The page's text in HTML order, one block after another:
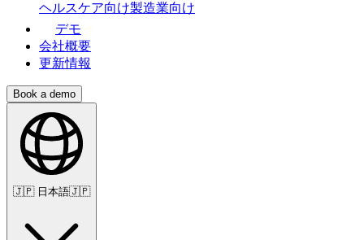
ヘルスケア向け製造業向け
デモ
会社概要
更新情報
Book a demo
🇯🇵 日本語🇯🇵